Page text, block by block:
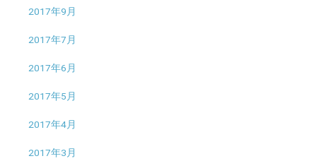
2017年9月
2017年7月
2017年6月
2017年5月
2017年4月
2017年3月